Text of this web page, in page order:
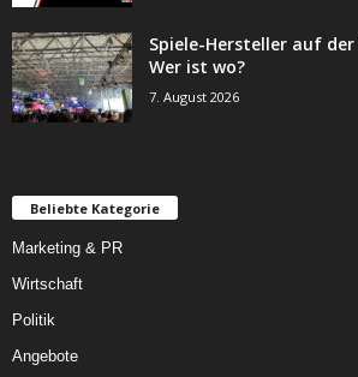
Spiele-Hersteller auf der
Wer ist wo?
7. August 2026
Beliebte Kategorie
Marketing & PR
Wirtschaft
Politik
Angebote